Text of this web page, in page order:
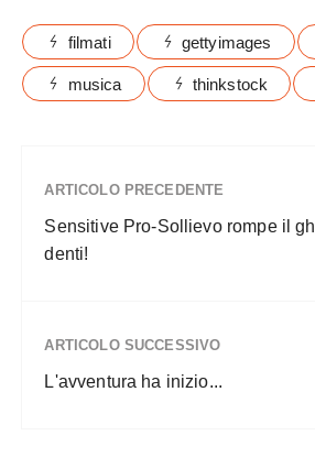
filmati gettyimages
musica thinkstock
ARTICOLO PRECEDENTE
Sensitive Pro-Sollievo rompe il
denti!
ARTICOLO SUCCESSIVO
L'avventura ha inizio...